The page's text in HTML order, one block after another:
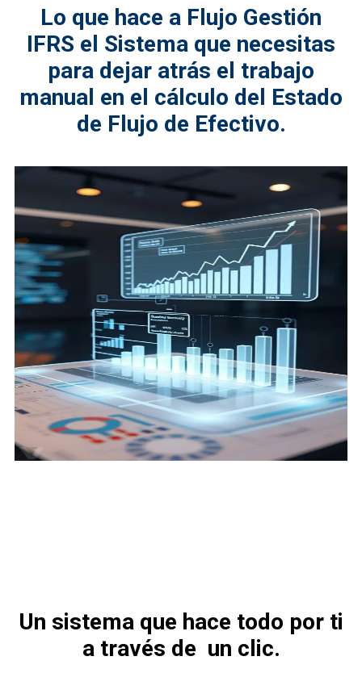
Lo que hace a Flujo Gestión
IFRS el Sistema que necesitas
para dejar atrás el trabajo
manual en el cálculo del Estado
de Flujo de Efectivo.
Un sistema que hace todo por ti
a través de un clic.